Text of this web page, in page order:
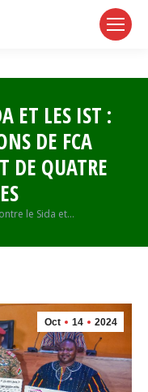
ET LES IST :
DE FCA
DE QUATRE
le Sida et…
Oct 14 2024